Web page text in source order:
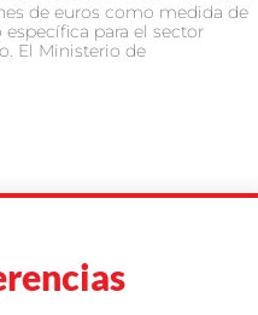
de euros como medida de
específica para el sector
El Ministerio de